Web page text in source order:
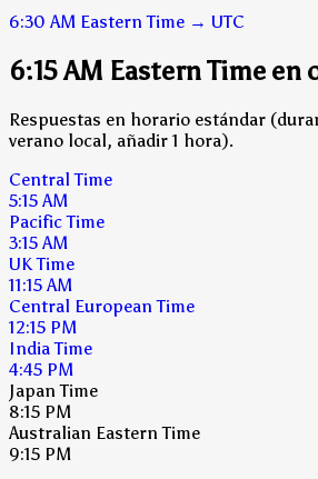
6:30 AM Eastern Time → UTC
6:15 AM Eastern Time en
Respuestas en horario estándar
verano local, añadir 1 hora).
Central Time
5:15 AM
Pacific Time
3:15 AM
UK Time
11:15 AM
Central European Time
12:15 PM
India Time
4:45 PM
Japan Time
8:15 PM
Australian Eastern Time
9:15 PM